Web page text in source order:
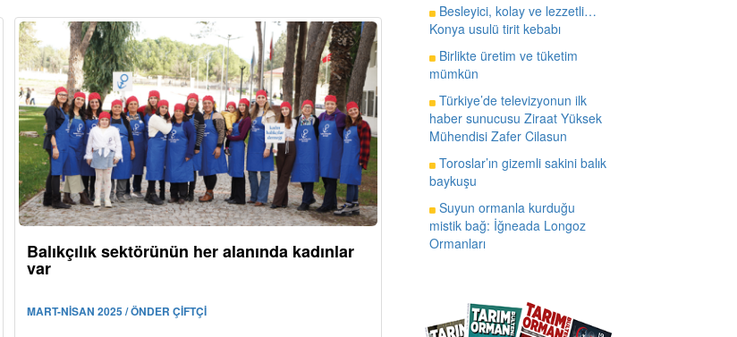
Balıkçılık sektörünün her alanında kadınlar
var
MART-NİSAN 2025 / ÖNDER ÇİFTÇİ
Besleyici, kolay ve lezzetli…
Konya usulü tirit kebabı
Birlikte üretim ve tüketim
mümkün
Türkiye’de televizyonun ilk
haber sunucusu Ziraat Yüksek
Mühendisi Zafer Cilasun
Toroslar’ın gizemli sakini balık
baykuşu
Suyun ormanla kurduğu
mistik bağ: İğneada Longoz
Ormanları